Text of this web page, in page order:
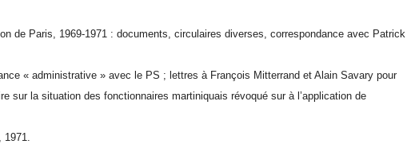
de Paris, 1969-1971 : documents, circulaires diverses, correspondance avec Patrick
« administrative » avec le PS ; lettres à François Mitterrand et Alain Savary pour
sur la situation des fonctionnaires martiniquais révoqué sur à l’application de